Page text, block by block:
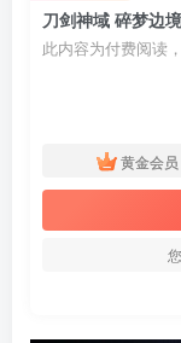
此内容为付费阅读
黄金会员